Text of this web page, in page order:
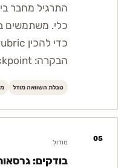
התרגיל מחבר
הבקרה: checkpoint אנושי.
טבלת השוואה מודל
05 מודול
בודקים: